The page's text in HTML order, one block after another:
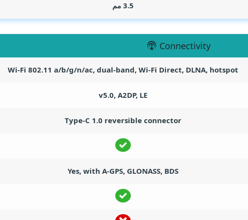
3.5 مم
Connectivity
Wi-Fi 802.11 a/b/g/n/ac, dual-band, Wi-Fi Direct, DLNA, hotspot
v5.0, A2DP, LE
Type-C 1.0 reversible connector
Yes, with A-GPS, GLONASS, BDS